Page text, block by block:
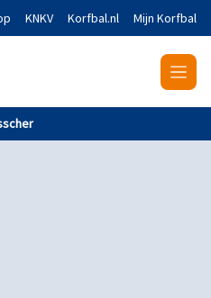
KNKV Korfbal.nl Mijn Korfbal